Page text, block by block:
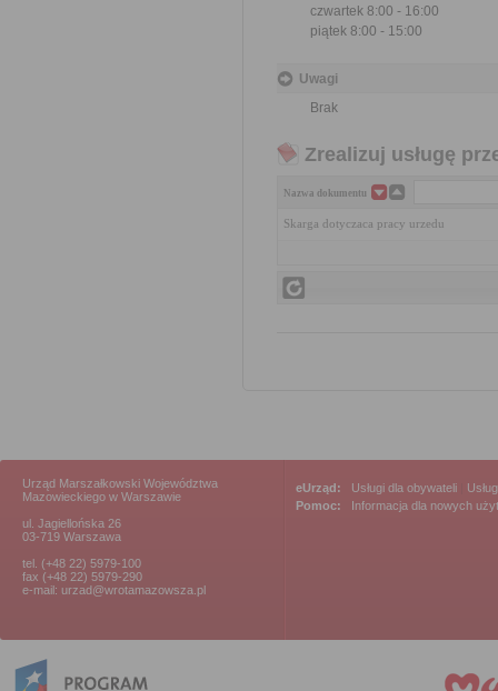
czwartek 8:00 - 16:00
piątek 8:00 - 15:00
Uwagi
Brak
Zrealizuj usługę
Nazwa dokumentu
Skarga dotyczaca pracy urzedu
Urząd Marszałkowski Województwa
Mazowieckiego w Warszawie
ul. Jagiellońska 26
03-719 Warszawa
tel. (+48 22) 5979-100
fax (+48 22) 5979-290
e-mail: urzad@wrotamazowsza.pl
eUrząd: Usługi dla obywateli
Pomoc:
Informacja dla nowych